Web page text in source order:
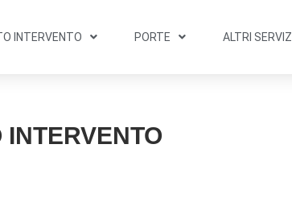
INTERVENTO PORTE ALTRI SERVIZI